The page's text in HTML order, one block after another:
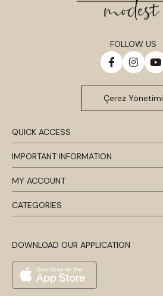
QUICK ACCESS
IMPORTANT INFORMATION
MY ACCOUNT
CATEGORİES
DOWNLOAD OUR APPLICATION
FOLLOW US
Çerez Yönetimi